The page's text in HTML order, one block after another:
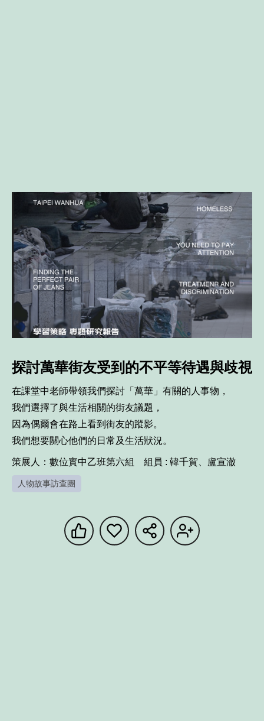
探討萬華街友受到的不平等待遇與歧視
在課堂中老師帶領我們探討「萬華」有關的人事物，
我們選擇了與生活相關的街友議題，
因為偶爾會在路上看到街友的蹤影。
策展人：數位實中乙班第六組    組員 : 韓千賀、盧宣澈
人物故事訪查團